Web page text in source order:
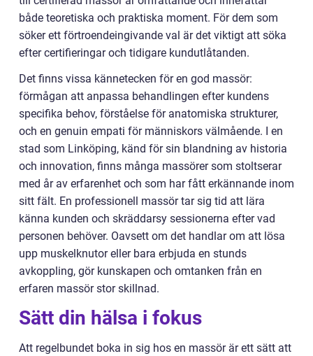
både teoretiska och praktiska moment. För dem som
söker ett förtroendeingivande val är det viktigt att söka
efter certifieringar och tidigare kundutlåtanden.
Det finns vissa kännetecken för en god massör:
förmågan att anpassa behandlingen efter kundens
specifika behov, förståelse för anatomiska strukturer,
och en genuin empati för människors välmående. I en
stad som Linköping, känd för sin blandning av historia
och innovation, finns många massörer som stoltserar
med år av erfarenhet och som har fått erkännande inom
sitt fält. En professionell massör tar sig tid att lära
känna kunden och skräddarsy sessionerna efter vad
personen behöver. Oavsett om det handlar om att lösa
upp muskelknutor eller bara erbjuda en stunds
avkoppling, gör kunskapen och omtanken från en
erfaren massör stor skillnad.
Sätt din hälsa i fokus
Att regelbundet boka in sig hos en massör är ett sätt att